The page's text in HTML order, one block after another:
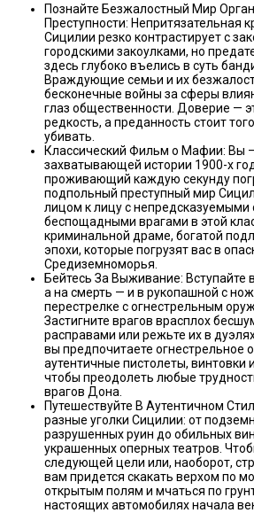
Познайте Безжалостный Мир
Преступности: Непритязательная
Сицилии резко контрастирует с
городскими закоулками, но
здесь глубоко въелись в суть
Враждующие семьи и их
бесконечные войны за сферы
глаз общественности. Доверие —
редкость, а преданность стоит
убивать.
Классический Фильм о Мафии: Вы
захватывающей истории 1900-х
проживающий каждую секунду
подпольный преступный мир
лицом к лицу с непредсказуемыми
беспощадными врагами в этой
криминальной драме, богатой
эпохи, которые погрузят вас в
Средиземноморья.
Бейтесь За Выживание: Вступайте
а на смерть — и в рукопашной с
перестрелке с огнестрельным
Застигните врагов врасплох
расправами или режьте их в
вы предпочитаете огнестрельное
аутентичные пистолеты, винтовки
чтобы преодолеть любые
врагов Дона.
Путешествуйте В Аутентичном
разные уголки Сицилии: от
разрушенных руин до обильных
украшенных оперных театров.
следующей цели или, наоборот,
вам придется скакать верхом по
открытым полям и мчаться по
настоящих автомобилях начала